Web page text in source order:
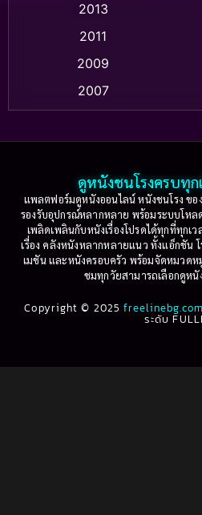
Based on a True Story
Based on
Betrayal
Biography
Biography ชีวประ
2013
2011
2009
2007
2003
2001
1999
1997
1995
1993
1991
1987
ดูหนังชนโรงครบทุก
แพลตฟอร์มดูหนังออนไลน์ หนังชนโรง ขอ
รองรับอุปกรณ์หลากหลาย พร้อมระบบโหล
เพลิดเพลินกับหนังเรื่องโปรดได้ทุกที่ทุกเ
เรื่อง คลังหนังหลากหลายแนว ทั้งแอ็กชัน
เมชัน และหนังครอบครัว พร้อมจัดหมวดห
ชมทุกวัยสามารถเลือกดูหนั
Copyright © 2025freelinebg.com
ระดับ